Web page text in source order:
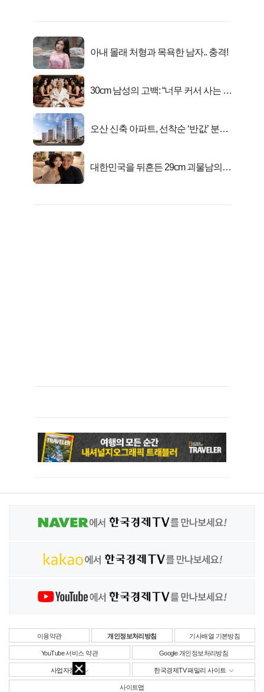
아내 몰래 처형과 목욕한 남자.. 충격!
30cm 남성의 고백: “너무 커서 사는 게
오산 신축 아파트, 선착순 ‘반값’ 분양
대한민국을 뒤흔든 29cm 괴물남의